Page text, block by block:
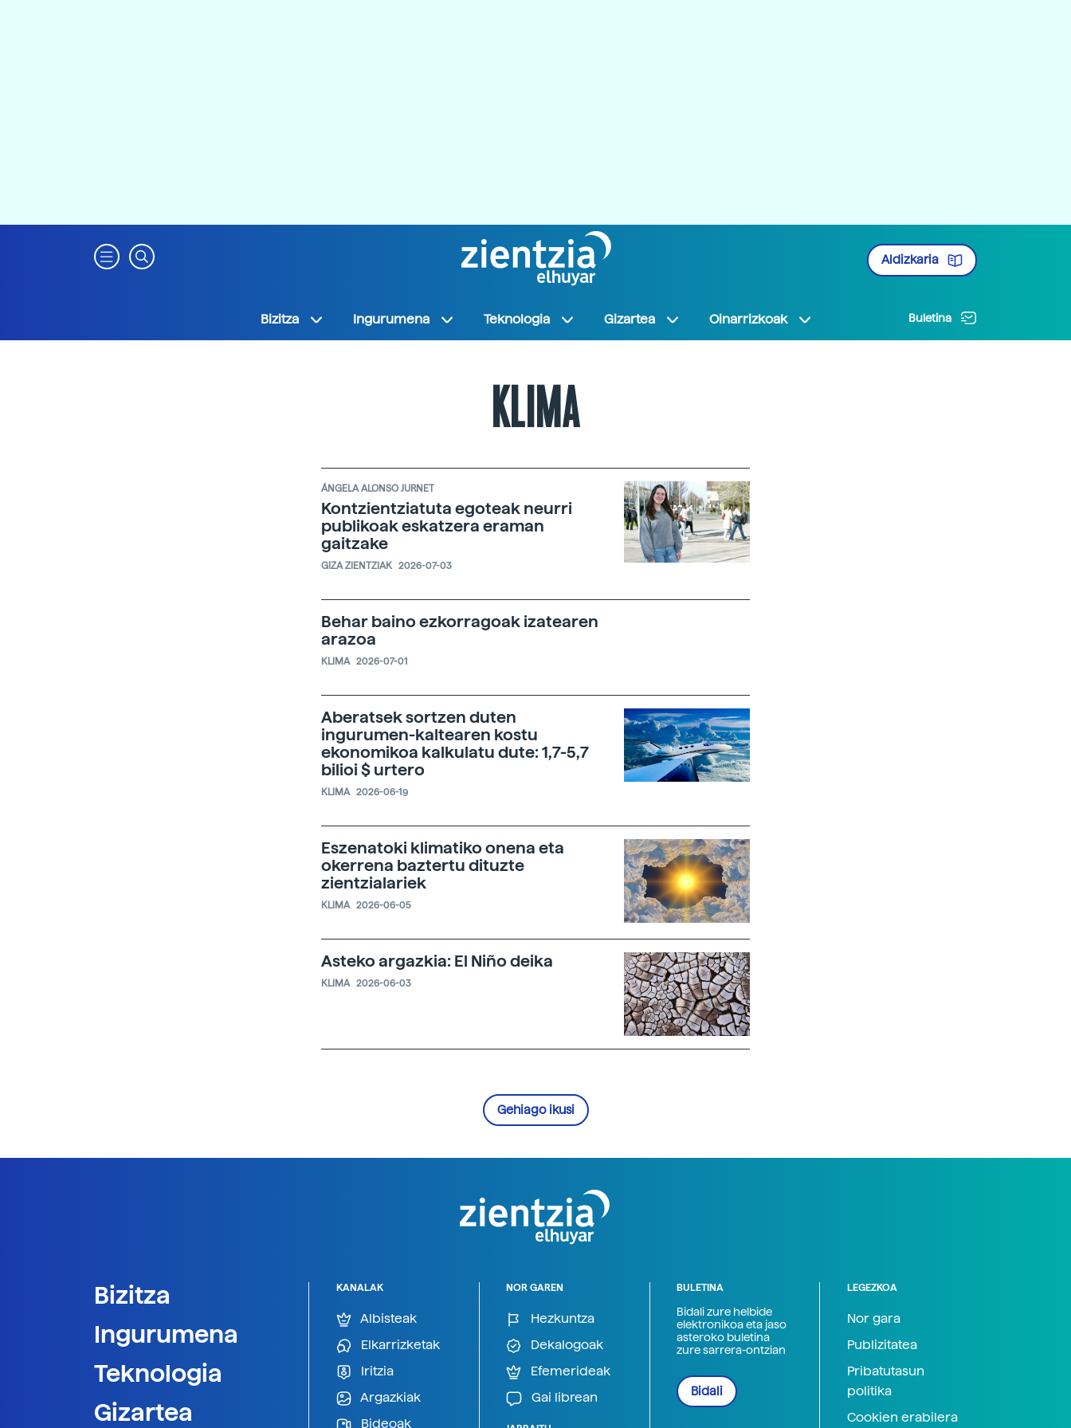
Aldizkaria
Bizitza Ingurumena Teknologia Gizartea Oinarrizkoak Buletina
KLIMA
ÁNGELA ALONSO JURNET
Kontzientziatuta egoteak neurri
publikoak eskatzera eraman
gaitzake
GIZA ZIENTZIAK 2026-07-03
Behar baino ezkorragoak izatearen
arazoa
KLIMA 2026-07-01
Aberatsek sortzen duten
ingurumen-kaltearen kostu
ekonomikoa kalkulatu dute: 1,7-5,7
bilioi $ urtero
KLIMA 2026-06-19
Eszenatoki klimatiko onena eta
okerrena baztertu dituzte
zientzialariek
KLIMA 2026-06-05
Asteko argazkia: El Niño deika
KLIMA 2026-06-03
Gehiago ikusi
Bizitza
Ingurumena
Teknologia
Gizartea
KANALAK
Albisteak
Elkarrizketak
Iritzia
Argazkiak
Bideoak
NOR GAREN
Hezkuntza
Dekalogoak
Efemerideak
Gai librean
BULETINA
Bidali zure helbide
elektronikoa eta jaso
asteroko buletina
zure sarrera-ontzian
Bidali
LEGEZKOA
Nor gara
Publizitatea
Pribatutasun
politika
Cookien erabilera